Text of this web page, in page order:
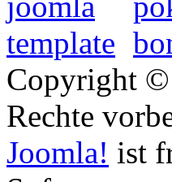
Copyright ©
Rechte
Joomla! ist